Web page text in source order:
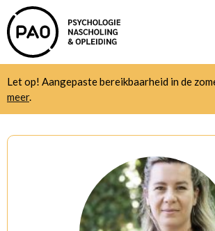
Let op! Aangepaste bereikbaarheid in de
meer.